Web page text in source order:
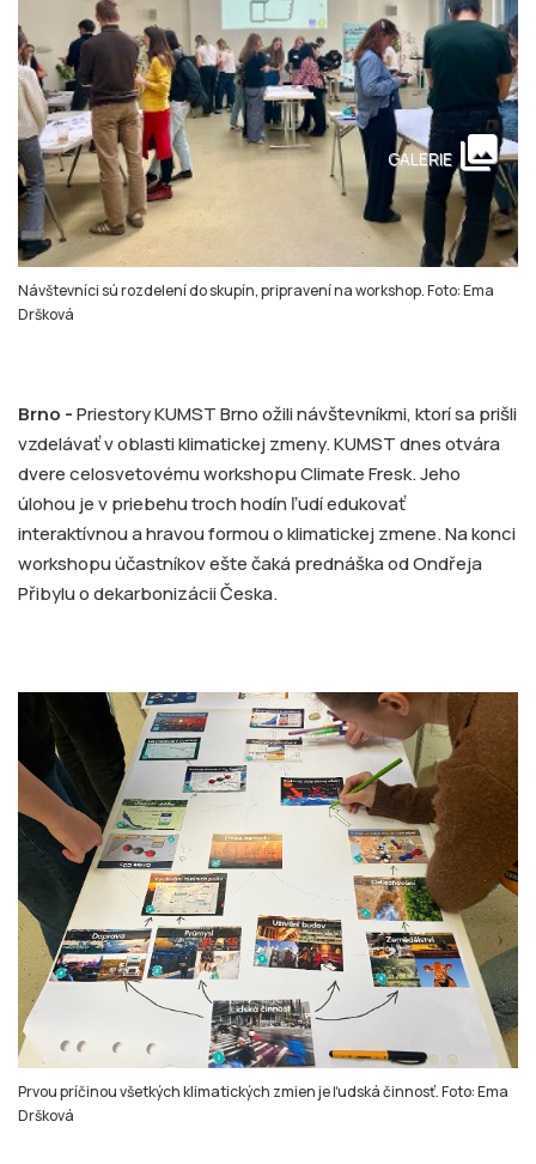
Návštevníci sú rozdelení do skupín, pripravení na workshop. Foto: Ema
Dršková
GALERIE collections
Brno -Priestory KUMST Brno ožili návštevníkmi, ktorí sa prišli
vzdelávať v oblasti klimatickej zmeny. KUMST dnes otvára
dvere celosvetovému workshopu Climate Fresk. Jeho
úlohou je v priebehu troch hodín ľudí edukovať
interaktívnou a hravou formou o klimatickej zmene. Na konci
workshopu účastníkov ešte čaká prednáška od Ondřeja
Přibylu o dekarbonizácii Česka.
Prvou príčinou všetkých klimatických zmien je ľudská činnosť. Foto: Ema
Dršková